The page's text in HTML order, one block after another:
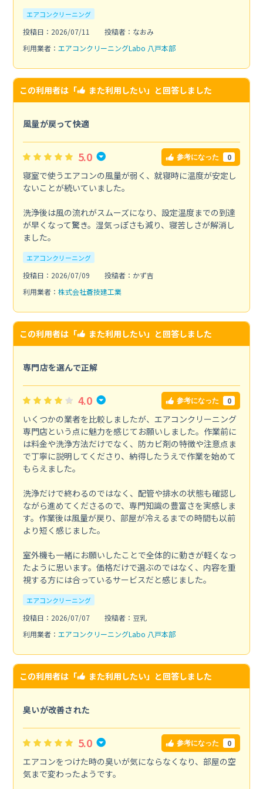
エアコンクリーニング
投稿日：2026/07/11
投稿者：なおみ
利用業者： エアコンクリーニングLabo 八戸本部
この利用者は「 また利用したい」と回答しました
風量が戻って快適
5.0 参考になった 0
寝室で使うエアコンの風量が弱く、就寝時に温度が安定し
ないことが続いていました。
洗浄後は風の流れがスムーズになり、設定温度までの到達
が早くなって驚き。湿気っぽさも減り、寝苦しさが解消し
ました。
エアコンクリーニング
投稿日：2026/07/09
投稿者：かず吉
利用業者： 株式会社蒼技建工業
この利用者は「 また利用したい」と回答しました
専門店を選んで正解
4.0 参考になった 0
いくつかの業者を比較しましたが、エアコンクリーニング
専門店という点に魅力を感じてお願いしました。作業前に
は料金や洗浄方法だけでなく、防カビ剤の特徴や注意点ま
で丁寧に説明してくださり、納得したうえで作業を始めて
もらえました。
洗浄だけで終わるのではなく、配管や排水の状態も確認し
ながら進めてくださるので、専門知識の豊富さを実感しま
す。作業後は風量が戻り、部屋が冷えるまでの時間も以前
より短く感じました。
室外機も一緒にお願いしたことで全体的に動きが軽くなっ
たように思います。価格だけで選ぶのではなく、内容を重
視する方には合っているサービスだと感じました。
エアコンクリーニング
投稿日：2026/07/07
投稿者：豆乳
利用業者： エアコンクリーニングLabo 八戸本部
この利用者は「 また利用したい」と回答しました
臭いが改善された
5.0 参考になった 0
エアコンをつけた時の臭いが気にならなくなり、部屋の空
気まで変わったようです。